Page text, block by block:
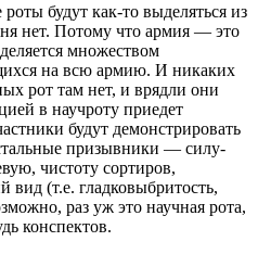
будут как-то выделяться из
нет. Потому что армия — это
множеством
на всю армию. И никаких
рот там нет, и врядли они
в научроту приедет
будут демонстрировать
призывники — силу-
чистоту сортиров,
вид (т.е. гладковыбритость,
раз уж это научная рота,
конспектов.